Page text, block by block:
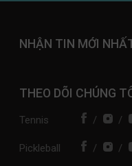
NHẬN TIN MỚI
THEO DÕI CHÚNG
Tennis / /
Pickleball / /